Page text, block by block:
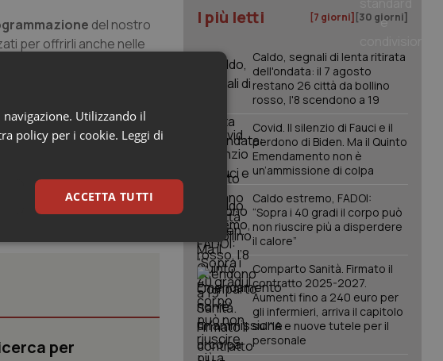
del nostro
per offrirli anche nelle
più ampio
autosufficienza e al
per
I più letti [7 giorni] [30 giorni]
Caldo, segnali di lenta ritirata
dell'ondata: il 7 agosto
restano 26 città da bollino
rosso, l'8 scendono a 19
Covid. Il silenzio di Fauci e il
perdono di Biden. Ma il Quinto
Emendamento non è
un’ammissione di colpa
Caldo estremo, FADOI:
“Sopra i 40 gradi il corpo può
non riuscire più a disperdere
il calore”
Comparto Sanità. Firmato il
contratto 2025-2027.
Aumenti fino a 240 euro per
gli infermieri, arriva il capitolo
sull'IA e nuove tutele per il
personale
Utilizzando il
policy per i cookie. Leggi di
ACCETTA TUTTI
Marketing